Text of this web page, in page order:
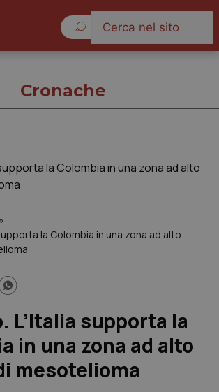
Cronache
»
la Colombia in una zona ad alto
L’Italia supporta la
in una zona ad alto
mesotelioma